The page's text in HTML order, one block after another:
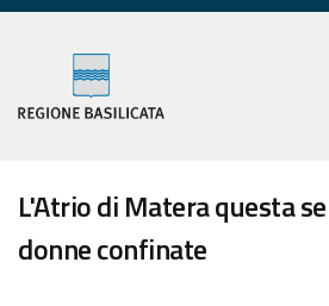
L'Atrio di Matera questa
donne confinate